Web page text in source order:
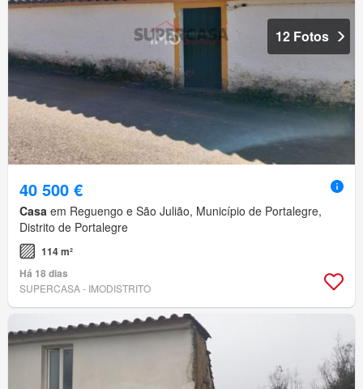
12 Fotos
40 500 €
Casa em Reguengo e São Julião, Município de Portalegre,
Distrito de Portalegre
114 m²
Há 18 dias
SUPERCASA - IMODISTRITO